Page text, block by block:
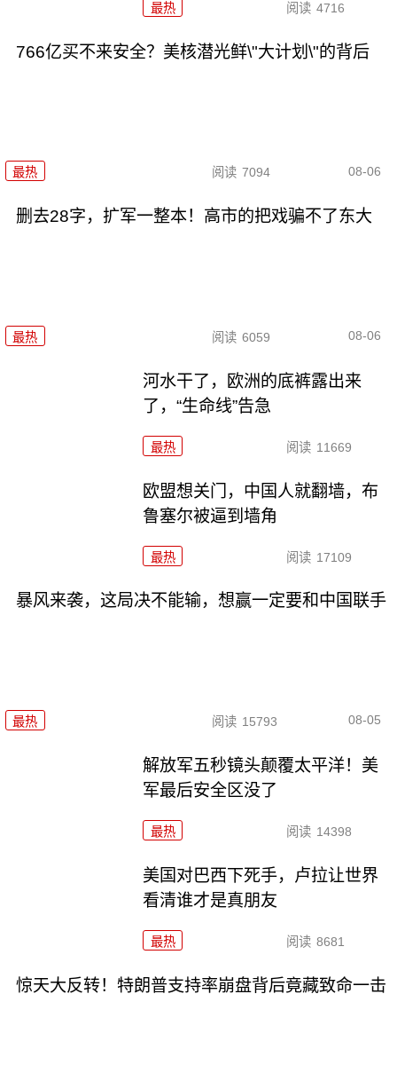
最热 阅读 4716
766亿买不来安全？美核潜光鲜\"大计划\"的背后
最热 阅读 7094 08-06
删去28字，扩军一整本！高市的把戏骗不了东大
最热 阅读 6059 08-06
河水干了，欧洲的底裤露出来
了，“生命线”告急
最热 阅读 11669
欧盟想关门，中国人就翻墙，布
鲁塞尔被逼到墙角
最热 阅读 17109
暴风来袭，这局决不能输，想赢一定要和中国联手
最热 阅读 15793 08-05
解放军五秒镜头颠覆太平洋！美
军最后安全区没了
最热 阅读 14398
美国对巴西下死手，卢拉让世界
看清谁才是真朋友
最热 阅读 8681
惊天大反转！特朗普支持率崩盘背后竟藏致命一击